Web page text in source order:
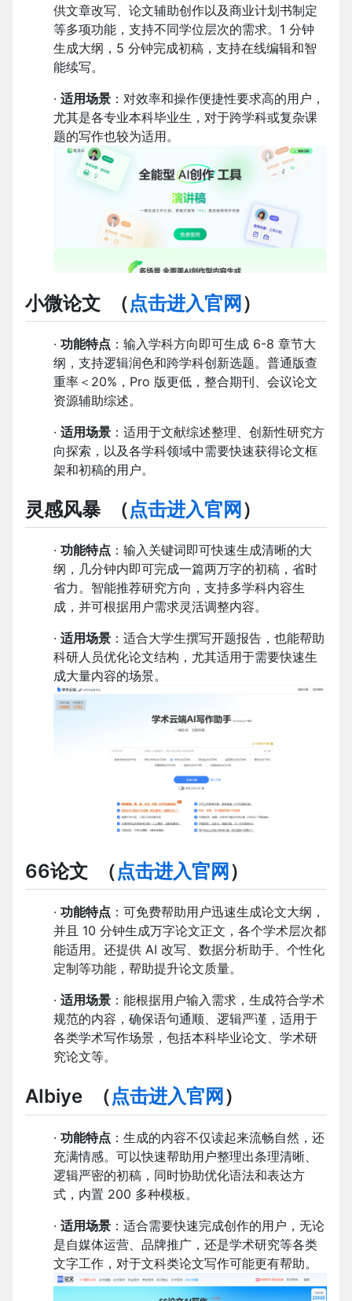
供文章改写、论文辅助创作以及商业计划书制定
等多项功能，支持不同学位层次的需求。1 分钟
生成大纲，5 分钟完成初稿，支持在线编辑和智
能续写。
· 适用场景 ：对效率和操作便捷性要求高的用户，
尤其是各专业本科毕业生，对于跨学科或复杂课
题的写作也较为适用。
小微论文 （点击进入官网）
· 功能特点 ：输入学科方向即可生成 6-8 章节大
纲，支持逻辑润色和跨学科创新选题。普通版查
重率＜20%，Pro 版更低，整合期刊、会议论文
资源辅助综述。
· 适用场景 ：适用于文献综述整理、创新性研究方
向探索，以及各学科领域中需要快速获得论文框
架和初稿的用户。
灵感风暴（点击进入官网 ）
· 功能特点 ：输入关键词即可快速生成清晰的大
纲，几分钟内即可完成一篇两万字的初稿，省时
省力。智能推荐研究方向，支持多学科内容生
成，并可根据用户需求灵活调整内容。
· 适用场景 ：适合大学生撰写开题报告，也能帮助
科研人员优化论文结构，尤其适用于需要快速生
成大量内容的场景。
66论文 （点击进入官网 ）
· 功能特点 ：可免费帮助用户迅速生成论文大纲，
并且 10 分钟生成万字论文正文，各个学术层次都
能适用。还提供 AI 改写、数据分析助手、个性化
定制等功能，帮助提升论文质量。
· 适用场景 ：能根据用户输入需求，生成符合学术
规范的内容，确保语句通顺、逻辑严谨，适用于
各类学术写作场景，包括本科毕业论文、学术研
究论文等。
AIbiye （点击进入官网 ）
· 功能特点 ：生成的内容不仅读起来流畅自然，还
充满情感。可以快速帮助用户整理出条理清晰、
逻辑严密的初稿，同时协助优化语法和表达方
式，内置 200 多种模板。
· 适用场景 ：适合需要快速完成创作的用户，无论
是自媒体运营、品牌推广，还是学术研究等各类
文字工作，对于文科类论文写作可能更有帮助。